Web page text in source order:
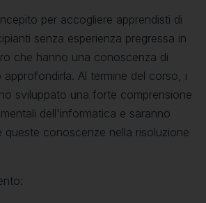
per accogliere apprendisti di
senza esperienza pregressa in
che hanno una conoscenza di
approfondirla. Al termine del corso, i
sviluppato una forte comprensione
dell'informatica e saranno
queste conoscenze nella risoluzione